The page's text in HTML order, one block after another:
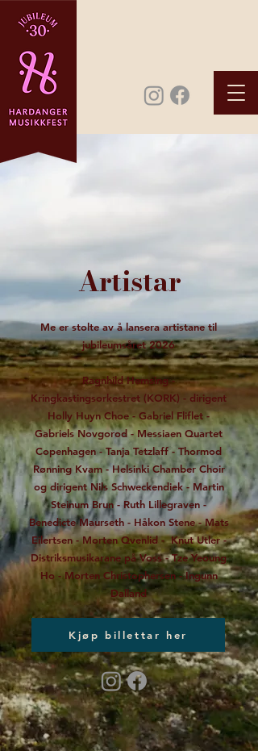
Artistar
Me er stolte av å lansera artistane til
jubileumsåret 2026
Ragnhild Hemsing -
Kringkastingsorkestret (KORK) - dirigent
Holly Huyn Choe - Gabriel Fliflet -
Gabriels Novgorod - Messiaen Quartet
Copenhagen - Tanja Tetzlaff - Thormod
Rønning Kvam - Helsinki Chamber Choir
og dirigent Nils Schweckendiek - Martin
Steinum Brun - Ruth Lillegraven -
Benedicte Maurseth - Håkon Stene - Mats
Eilertsen - Morten Qvenlid - Knut Utler -
Distriksmusikarane på Voss - Tze Yeoung
Ho - Morten Christophersen - Ingunn
Dalland​
Kjøp billettar her